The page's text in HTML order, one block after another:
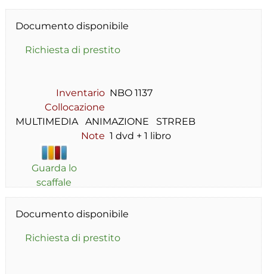
Documento disponibile
Richiesta di prestito
Inventario NBO 1137
Collocazione
MULTIMEDIA   ANIMAZIONE   STRREB
Note 1 dvd + 1 libro
Guarda lo
scaffale
Documento disponibile
Richiesta di prestito